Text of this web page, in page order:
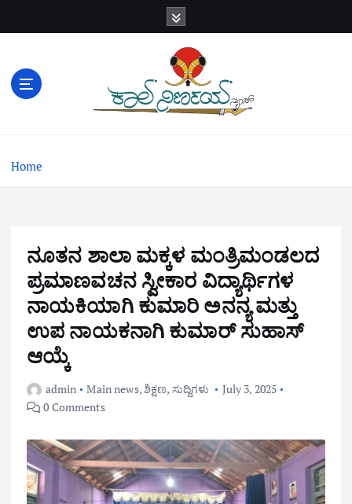
e
Home
ನೂತನ ಶಾಲಾ ಮಕ್ಕಳ ಮಂತ್ರಿಮಂಡಲದ
ಪ್ರಮಾಣವಚನ ಸ್ವೀಕಾರ ವಿದ್ಯಾರ್ಥಿಗಳ
ನಾಯಕಿಯಾಗಿ ಕುಮಾರಿ ಅನನ್ಯ ಮತ್ತು
ಉಪ ನಾಯಕನಾಗಿ ಕುಮಾರ್ ಸುಹಾಸ್
ಆಯ್ಕೆ
admin Main news,ಶಿಕ್ಷಣ, ಸುದ್ದಿಗಳು
July 3, 2025
0 Comments